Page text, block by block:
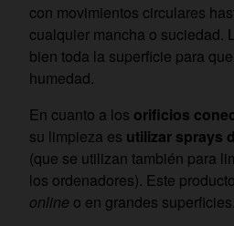
con movimientos circulares
cualquier mancha o suciedad.
bien toda la superficie para
humedad.
En cuanto a los orificios
su limpieza es utilizar sprays
(que se utilizan también para
los ordenadores). Este
online o en grandes superficies.